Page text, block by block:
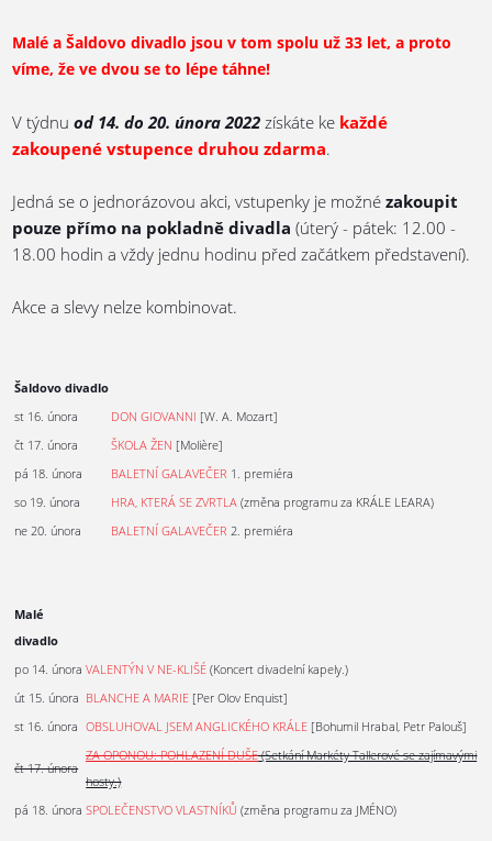
Malé a Šaldovo divadlo jsou v tom spolu už 33 let, a proto
víme, že ve dvou se to lépe táhne!
V týdnuod 14. do 20. února 2022 získáte ke každé
zakoupené vstupence druhou zdarma.
Jedná se o jednorázovou akci, vstupenky je možnézakoupit
pouze přímo na pokladně divadla (úterý - pátek: 12.00 -
18.00 hodin a vždy jednu hodinu před začátkem představení).
Akce a slevy nelze kombinovat.
Šaldovo divadlo
st 16. února
DON GIOVANNI [W. A. Mozart]
čt 17. února
ŠKOLA ŽEN [Molière]
pá 18. února
BALETNÍ GALAVEČER 1. premiéra
so 19. února
HRA, KTERÁ SE ZVRTLA (změna programu za KRÁLE LEARA)
ne 20. února
BALETNÍ GALAVEČER 2. premiéra
Malé
divadlo
po 14. února VALENTÝN V NE-KLIŠÉ (Koncert divadelní kapely.)
út 15. února BLANCHE A MARIE [Per Olov Enquist]
st 16. února OBSLUHOVAL JSEM ANGLICKÉHO KRÁLE [Bohumil Hrabal, Petr Palouš]
čt 17. února
ZA OPONOU: POHLAZENÍ DUŠE (Setkání Markéty Tallerové se zajímavými
hosty.)
pá 18. února SPOLEČENSTVO VLASTNÍKŮ (změna programu za JMÉNO)